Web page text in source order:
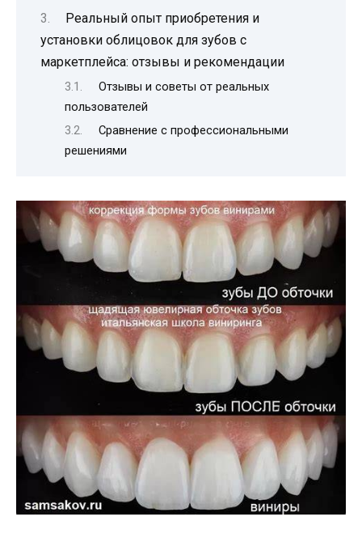
Реальный опыт приобретения и
установки облицовок для зубов с
маркетплейса: отзывы и рекомендации
Отзывы и советы от реальных
пользователей
Сравнение с профессиональными
решениями